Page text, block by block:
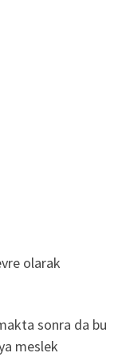
olarak
sonra da bu
meslek